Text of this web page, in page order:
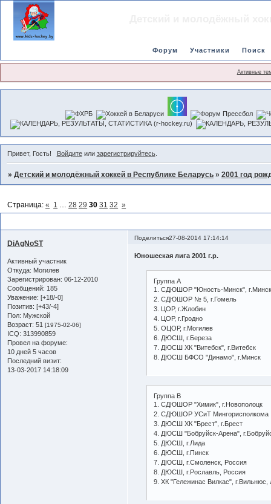
Форум Участники Поиск
Активные
Привет, Гость! Войдитеили зарегистрируйтесь.
»Детский и молодёжный хоккей в Республике Беларусь »2001 год
Страница:« 1 … 28 29 30 31 32 »
Поделиться27-08-2014 17:14:14
DiAgNoST
Активный участник
Откуда: Могилев
Зарегистрирован: 06-12-2010
Сообщений: 185
Уважение: [+18/-0]
Позитив: [+43/-4]
Пол: Мужской
Возраст: 51 [1975-02-06]
ICQ: 313990859
Провел на форуме:
10 дней 5 часов
Последний визит:
13-03-2017 14:18:09
Юношеская лига 2001 г.р.
Группа А
1. СДЮШОР "Юность-Минск", г.Минск
2. СДЮШОР № 5, г.Гомель
3. ЦОР, г.Жлобин
4. ЦОР, г.Гродно
5. ОЦОР, г.Могилев
6. ДЮСШ, г.Береза
7. ДЮСШ ХК "Витебск", г.Витебск
8. ДЮСШ БФСО "Динамо", г.Минск
Группа B
1. СДЮШОР "Химик", г.Новополоцк
2. СДЮШОР УСиТ Мингорисполкома
3. ДЮСШ ХК "Брест", г.Брест
4. ДЮСШ "Бобруйск-Арена",
5. ДЮСШ, г.Лида
6. ДЮСШ, г.Пинск
7. ДЮСШ, г.Смоленск, Россия
8. ДЮСШ, г.Рославль, Россия
9. ХК "Гележинас Вилкас", г.Вильнюс,